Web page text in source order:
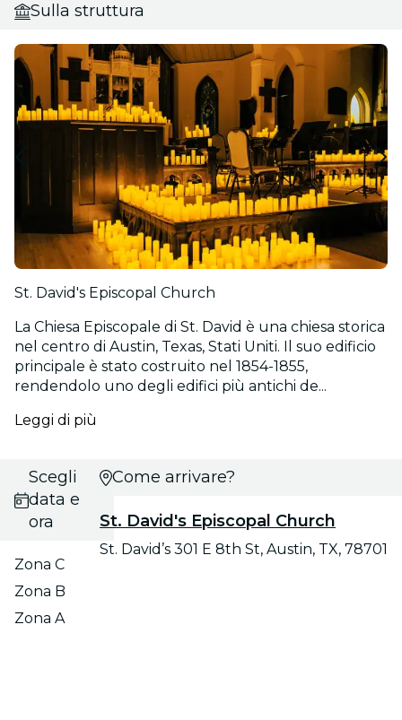
Sulla struttura
St. David's Episcopal Church
La Chiesa Episcopale di St. David è una chiesa storica
nel centro di Austin, Texas, Stati Uniti. Il suo edificio
principale è stato costruito nel 1854-1855,
rendendolo uno degli edifici più antichi de...
Leggi di più
Scegli
data e
ora
Zona C
Zona B
Zona A
Come arrivare?
St. David's Episcopal Church
St. David’s 301 E 8th St, Austin, TX, 78701